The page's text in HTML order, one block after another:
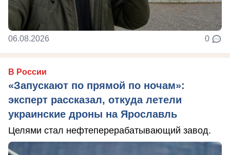
06.08.2026 0
В России
«Запускают по прямой по ночам»:
эксперт рассказал, откуда летели
украинские дроны на Ярославль
Целями стал нефтеперерабатывающий завод.